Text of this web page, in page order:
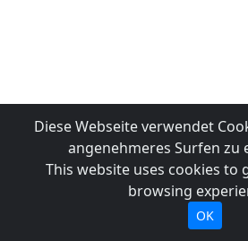
Diese Webseite verwendet
angenehmeres Surfen zu
This website uses cookies to
browsing
OK